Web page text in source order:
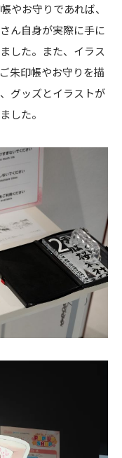
やお守りであれば、
ん自身が実際に手に
した。また、イラス
朱印帳やお守りを描
グッズとイラストが
した。